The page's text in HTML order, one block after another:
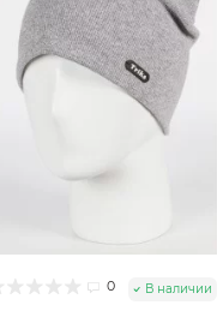
0 В наличии